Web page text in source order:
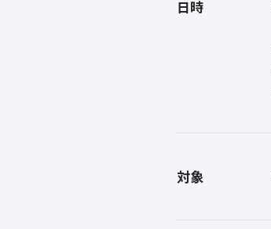
日時
対象